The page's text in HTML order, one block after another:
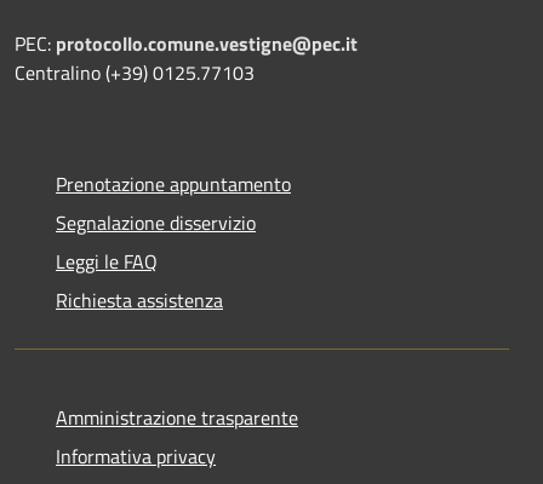
PEC: protocollo.comune.vestigne@pec.it
Centralino (+39) 0125.77103
Prenotazione appuntamento
Segnalazione disservizio
Leggi le FAQ
Richiesta assistenza
Amministrazione trasparente
Informativa privacy